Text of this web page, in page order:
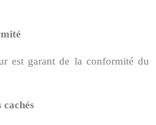
est garant de la conformité du